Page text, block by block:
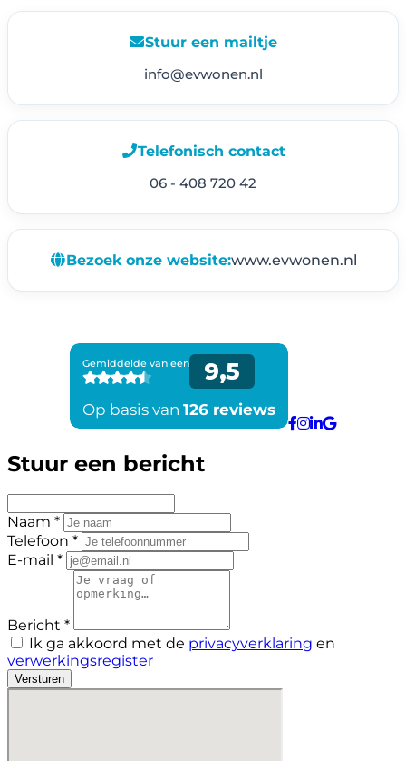
Stuur een mailtje
info@evwonen.nl
Telefonisch contact
06 - 408 720 42
Bezoek onze website:www.evwonen.nl
Stuur een bericht
Naam *
Telefoon *
E-mail *
Bericht *
Ik ga akkoord met de privacyverklaring en
verwerkingsregister
Versturen